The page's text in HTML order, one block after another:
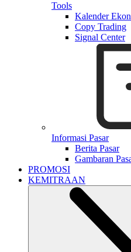
Tools
Kalender
Copy Trading
Signal Center
Informasi Pasar
Berita Pasar
Gambaran
PROMOSI
KEMITRAAN